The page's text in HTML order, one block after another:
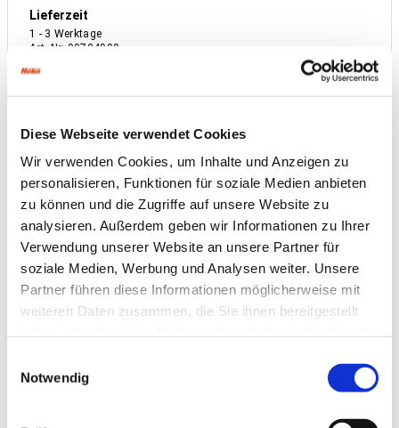
Diese Webseite verwendet Cookies
Wir verwenden Cookies, um Inhalte und Anzeigen zu
personalisieren, Funktionen für soziale Medien anbieten
zu können und die Zugriffe auf unsere Website zu
analysieren. Außerdem geben wir Informationen zu Ihrer
Verwendung unserer Website an unsere Partner für
soziale Medien, Werbung und Analysen weiter. Unsere
Partner führen diese Informationen möglicherweise mit
weiteren Daten zusammen, die Sie ihnen bereitgestellt
Notwendig
Lieferzeit
1 - 3 Werktage
Art.-Nr: 99704900